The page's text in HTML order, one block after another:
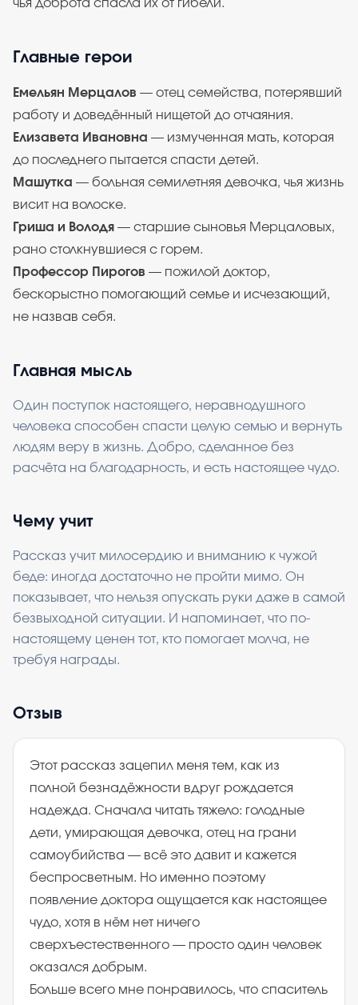
чья доброта спасла их от гибели.
Главные герои
Емельян Мерцалов — отец семейства, потерявший
работу и доведённый нищетой до отчаяния.
Елизавета Ивановна — измученная мать, которая
до последнего пытается спасти детей.
Машутка — больная семилетняя девочка, чья жизнь
висит на волоске.
Гриша и Володя — старшие сыновья Мерцаловых,
рано столкнувшиеся с горем.
Профессор Пирогов — пожилой доктор,
бескорыстно помогающий семье и исчезающий,
не назвав себя.
Главная мысль
Один поступок настоящего, неравнодушного
человека способен спасти целую семью и вернуть
людям веру в жизнь. Добро, сделанное без
расчёта на благодарность, и есть настоящее чудо.
Чему учит
Рассказ учит милосердию и вниманию к чужой
беде: иногда достаточно не пройти мимо. Он
показывает, что нельзя опускать руки даже в самой
безвыходной ситуации. И напоминает, что по-
настоящему ценен тот, кто помогает молча, не
требуя награды.
Отзыв
Этот рассказ зацепил меня тем, как из
полной безнадёжности вдруг рождается
надежда. Сначала читать тяжело: голодные
дети, умирающая девочка, отец на грани
самоубийства — всё это давит и кажется
беспросветным. Но именно поэтому
появление доктора ощущается как настоящее
чудо, хотя в нём нет ничего
сверхъестественного — просто один человек
оказался добрым.
Больше всего мне понравилось, что спаситель